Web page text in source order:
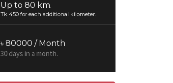
Up to 80 km.
Tk 450 for each additional kilometer.
৳ 80000 / Month
30 days in a month.